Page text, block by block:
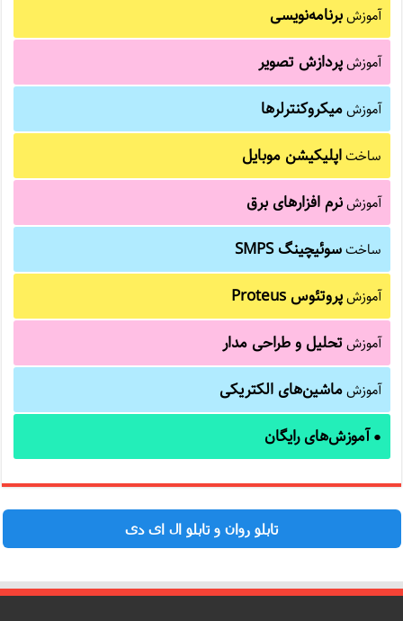
آموزشبرنامه‌نویسی
آموزشپردازش تصویر
آموزشمیکروکنترلرها
ساختاپلیکیشن موبایل
آموزشنرم افزارهای برق
ساختسوئیچینگ SMPS
آموزشپروتئوس Proteus
آموزشتحلیل و طراحی مدار
آموزشماشین‌های الکتریکی
●آموزش‌های رایگان
تابلو روان و تابلو ال ای دی